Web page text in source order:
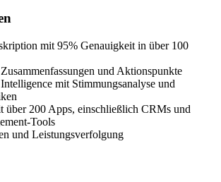
mit 95% Genauigkeit in über 100
und Aktionspunkte
mit Stimmungsanalyse und
über 200 Apps, einschließlich CRMs und
Tools
und Leistungsverfolgung